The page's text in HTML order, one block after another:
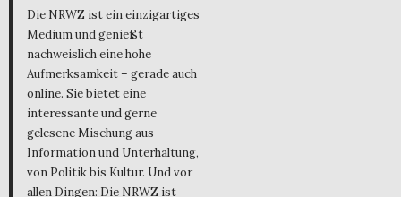
Die NRWZ ist ein einzigartiges
Medium und genießt
nachweislich eine hohe
Aufmerksamkeit – gerade auch
online. Sie bietet eine
interessante und gerne
gelesene Mischung aus
Information und Unterhaltung,
von Politik bis Kultur. Und vor
allen Dingen: Die NRWZ ist